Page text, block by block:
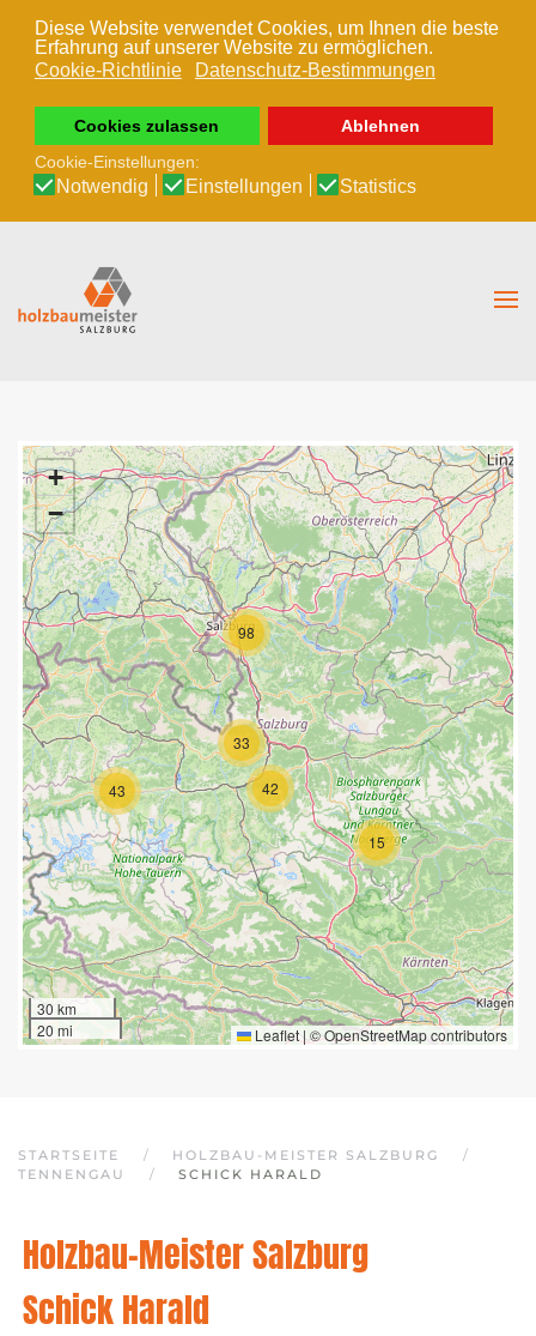
Diese Website verwendet Cookies, um Ihnen die beste
Erfahrung auf unserer Website zu ermöglichen.
Cookie-Richtlinie
Datenschutz-Bestimmungen
Cookies zulassen
Ablehnen
Cookie-Einstellungen:
Notwendig Einstellungen Statistics
Zum Hauptinhalt springen
15
33
42
43
98
+
−
30 km
20 mi
Leaflet | ©OpenStreetMapcontributors
STARTSEITE
HOLZBAU-MEISTER SALZBURG
TENNENGAU
SCHICK HARALD
Holzbau-Meister Salzburg
Schick Harald